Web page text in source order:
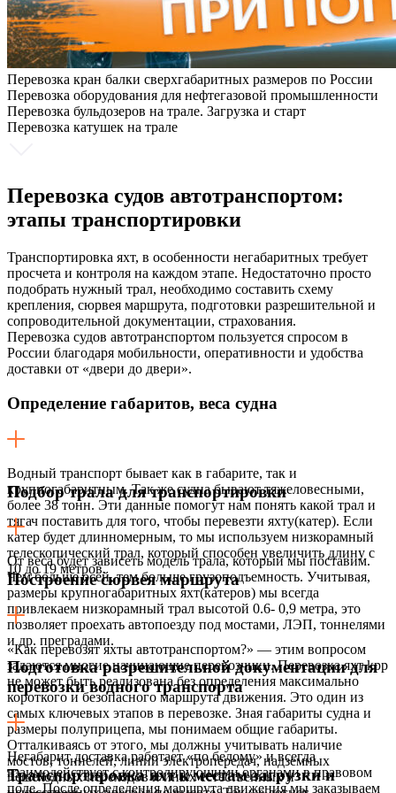
Перевозка кран балки сверхгабаритных размеров по России
Перевозка оборудования для нефтегазовой промышленности
Перевозка бульдозеров на трале. Загрузка и старт
Перевозка катушек на трале
Перевозка судов автотранспортом:
этапы транспортировки
Транспортировка яхт, в особенности негабаритных требует
просчета и контроля на каждом этапе. Недостаточно просто
подобрать нужный трал, необходимо составить схему
крепления, сюрвея маршрута, подготовки разрешительной и
сопроводительной документации, страхования.
Перевозка судов автотранспортом пользуется спросом в
России благодаря мобильности, оперативности и удобства
доставки от «двери до двери».
Определение габаритов, веса судна
Водный транспорт бывает как в габарите, так и
крупногабаритным. Так же судна бывают тяжеловесными,
более 38 тонн. Эти данные помогут нам понять какой трал и
тягач поставить для того, чтобы перевезти яхту(катер). Если
катер будет длинномерным, то мы используем низкорамный
телескопический трал, который способен увеличить длину с
10 до 19 метров.
Подбор трала для транспортировки
От веса будет зависеть модель трала, который мы поставим.
Чем больше осей, тем больше грузоподъемность. Учитывая,
размеры крупногабаритных яхт(катеров) мы всегда
привлекаем низкорамный трал высотой 0.6- 0,9 метра, это
позволяет проехать автопоезду под мостами, ЛЭП, тоннелями
и др. преградами.
Построение сюрвея маршрута
«Как перевозят яхты автотранспортом?» — этим вопросом
задаются многие начинающие перевозчики. Перевозка яхт kpp
не может быть реализована без определения максимально
короткого и безопасного маршрута движения. Это один из
самых ключевых этапов в перевозке. Зная габариты судна и
размеры полуприцепа, мы понимаем общие габариты.
Отталкиваясь от этого, мы должны учитывать наличие
мостов, тоннелей, линий электропередач, надземных
пешеходных переходов и иных естественных и
Подготовка разрешительной документации для
перевозки водного транспорта
Негабарит доставка работает «по белому» и всегда
взаимодействует с контролирующими органами в правовом
поле. После определения маршрута движения мы заказываем
Транспортировка яхт к местам загрузки и